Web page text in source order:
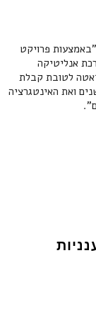
פרויקט
אנליטיקה
לטובת קבלת
ואת האינטגרציה